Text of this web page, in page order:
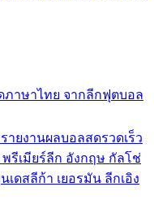
ภาษาไทย จากลีกฟุตบอล
ายงานผลบอลสดรวดเร็ว
รีเมียร์ลีก อังกฤษ กัลโช่
เดสลีก้า เยอรมัน ลีกเอิง